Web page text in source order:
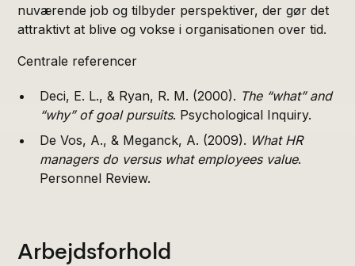
nuværende job og tilbyder perspektiver, der gør det
attraktivt at blive og vokse i organisationen over tid.
Centrale referencer
Deci, E. L., & Ryan, R. M. (2000). The “what” and
“why” of goal pursuits. Psychological Inquiry.
De Vos, A., & Meganck, A. (2009). What HR
managers do versus what employees value.
Personnel Review.
Arbejdsforhold